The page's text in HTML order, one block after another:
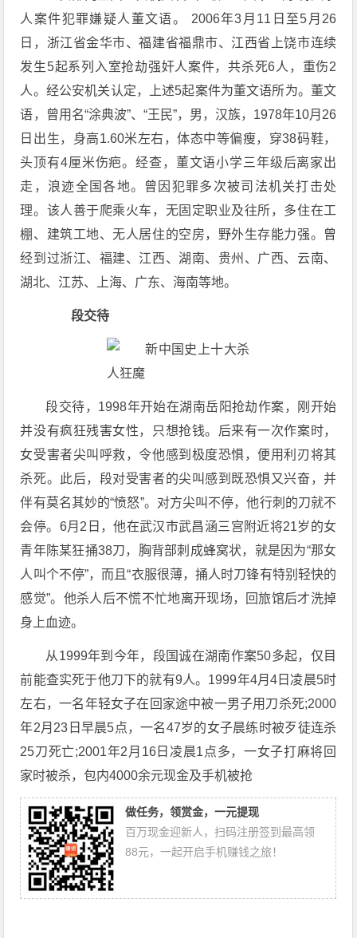
人案件犯罪嫌疑人董文语。 2006年3月11日至5月26
日，浙江省金华市、福建省福鼎市、江西省上饶市连续
发生5起系列入室抢劫强奸人案件，共杀死6人，重伤2
人。经公安机关认定，上述5起案件为董文语所为。董文
语，曾用名“涂典波”、“王民”，男，汉族，1978年10月26
日出生，身高1.60米左右，体态中等偏瘦，穿38码鞋，
头顶有4厘米伤疤。经查，董文语小学三年级后离家出
走，浪迹全国各地。曾因犯罪多次被司法机关打击处
理。该人善于爬乘火车，无固定职业及往所，多住在工
棚、建筑工地、无人居住的空房，野外生存能力强。曾
经到过浙江、福建、江西、湖南、贵州、广西、云南、
湖北、江苏、上海、广东、海南等地。
段交待
段交待，1998年开始在湖南岳阳抢劫作案，刚开始
并没有疯狂残害女性，只想抢钱。后来有一次作案时，
女受害者尖叫呼救，令他感到极度恐惧，便用利刃将其
杀死。此后，段对受害者的尖叫感到既恐惧又兴奋，并
伴有莫名其妙的“愤怒”。对方尖叫不停，他行刺的刀就不
会停。6月2日，他在武汉市武昌涵三宫附近将21岁的女
青年陈某狂捅38刀，胸背部刺成蜂窝状，就是因为“那女
人叫个不停”，而且“衣服很薄，捅人时刀锋有特别轻快的
感觉”。他杀人后不慌不忙地离开现场，回旅馆后才洗掉
身上血迹。
从1999年到今年，段国诚在湖南作案50多起，仅目
前能查实死于他刀下的就有9人。1999年4月4日凌晨5时
左右，一名年轻女子在回家途中被一男子用刀杀死;2000
年2月23日早晨5点，一名47岁的女子晨练时被歹徒连杀
25刀死亡;2001年2月16日凌晨1点多，一女子打麻将回
家时被杀，包内4000余元现金及手机被抢
做任务，领赏金，一元提现
百万现金迎新人，扫码注册签到最高领
88元，一起开启手机赚钱之旅！